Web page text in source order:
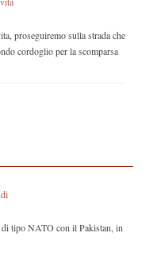
proseguiremo sulla strada che
cordoglio per la scomparsa
di tipo NATO con il Pakistan, in